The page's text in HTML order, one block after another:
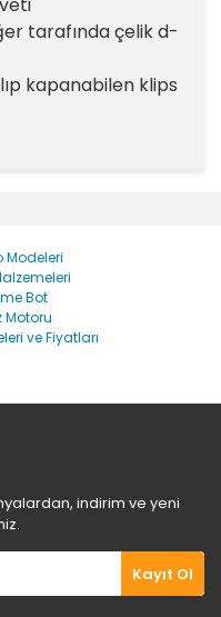
tarafında çelik d-
kapanabilen klips
görüntülenemiyor.
bulunuyor.
indirim ve yeni
Kayıt Ol